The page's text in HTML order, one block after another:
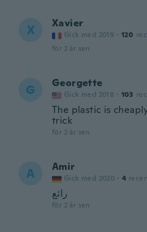
X Xavier
Gick med 2019 · 120
för 2 år sen
G Georgette
Gick med 2018 · 103
The plastic is
trick
för 2 år sen
A Amir
Gick med 2020 · 4
رائع
för 2 år sen